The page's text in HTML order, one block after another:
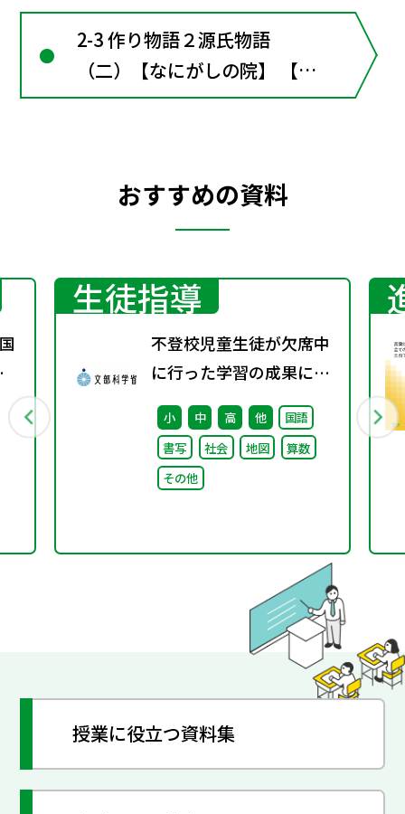
2-3 作り物語２源氏物語
（二）【なにがしの院】 【野
宮の別れ】【須磨の秋】 【夜
ち】 【橘の小島】■古文の窓
６ 『源氏物語』の世界■古
ち
おすすめの資料
生徒指導
不登校児童生徒が欠席中
に行った学習の成果に係
る成績評価について（通
知）
小 中 高 他
国語
書写
社会 地図
算数
その他
授業に役立つ資料集